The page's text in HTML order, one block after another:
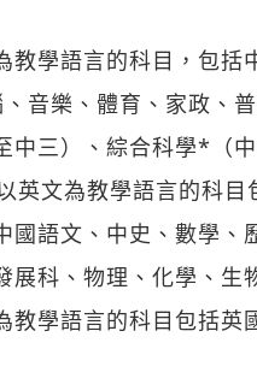
學語言的科目，包括
音樂、體育、家政、
中三）、綜合科學*（
文為教學語言的科目
國語文、中史、數學、
展科、物理、化學、
學語言的科目包括英